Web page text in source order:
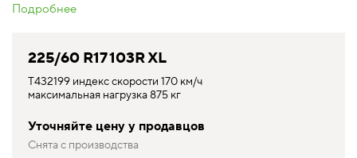
Подробнее
225/60 R17 103R XL
T432199 индекс скорости 170 км/ч
максимальная нагрузка 875 кг
Уточняйте цену у продавцов
Снята с производства